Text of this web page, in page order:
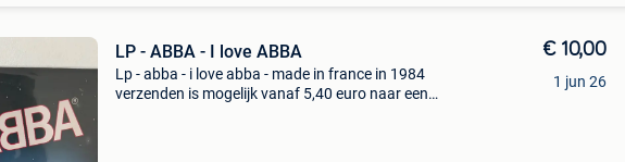
LP - ABBA - I love ABBA
Lp - abba - i love abba - made in france in 1984
verzenden is mogelijk vanaf 5,40 euro naar een
€ 10,00
1 jun 26